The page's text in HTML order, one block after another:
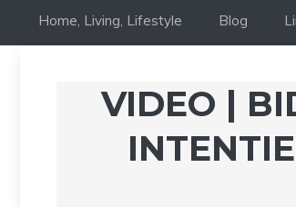
Home, Living, Lifestyle Blog
VIDEO |